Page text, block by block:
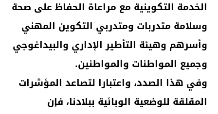
الخدمة التكوينية مع مراعاة الحفاظ على صحة
وسلامة متدربات ومتدربي التكوين المهني
وأسرهم وهيئة التأطير الإداري والبيداغوجي
وجميع المواطنات والمواطنين.
وفي هذا الصدد، واعتبارا لتصاعد المؤشرات
المقلقة للوضعية الوبائية ببلادنا، فإن